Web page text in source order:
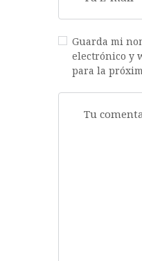
Guarda mi
electrónico y
para la